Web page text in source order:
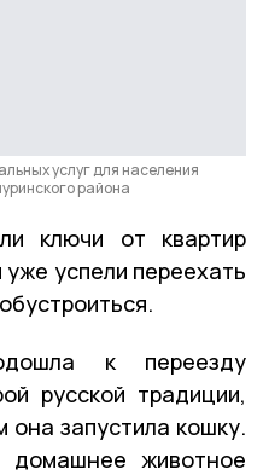
услуг для населения
района
ключи от квартир
успели переехать
к переезду
русской традиции,
она запустила кошку.
домашнее животное